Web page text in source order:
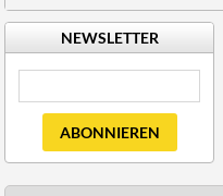
NEWSLETTER
ABONNIEREN